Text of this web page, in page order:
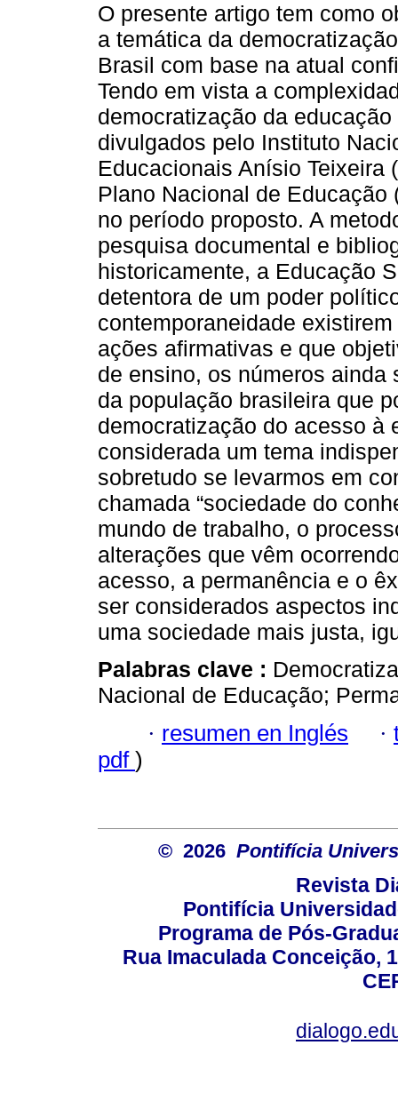
O presente artigo tem como
a temática da
Brasil com base na atual
Tendo em vista a
democratização da
divulgados pelo Instituto
Educacionais Anísio Teixeira
Plano Nacional de Educação
no período proposto. A
pesquisa documental e
historicamente, a Educação
detentora de um poder
contemporaneidade
ações afirmativas e que
de ensino, os números
da população brasileira que
democratização do acesso à
considerada um tema
sobretudo se levarmos em
chamada “sociedade do
mundo de trabalho, o
alterações que vêm
acesso, a permanência e o
ser considerados aspectos
uma sociedade mais justa,
Palabras clave :
Nacional de Educação;
· resumen en Inglés ·
pdf )
© 2026 Pontifícia
Revista
Pontifícia
Programa de Pós-
Rua Imaculada Conceição,